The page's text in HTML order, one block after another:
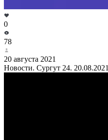
0
78
20 августа 2021
Новости. Сургут 24. 20.08.2021